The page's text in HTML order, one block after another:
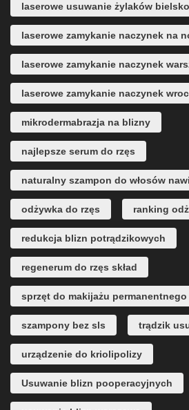
laserowe usuwanie żylaków bielsko
laserowe zamykanie naczynek na
laserowe zamykanie naczynek
laserowe zamykanie naczynek
mikrodermabrazja na blizny
najlepsze serum do rzęs
naturalny szampon do włosów
odżywka do rzęs ranking
redukcja blizn potrądzikowych
regenerum do rzęs skład
sprzęt do makijażu permanentnego
szampony bez sls trądzik
urządzenie do kriolipolizy
Usuwanie blizn pooperacyjnych